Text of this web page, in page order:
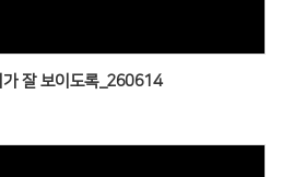
잘 보이도록_260614